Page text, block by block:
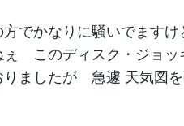
でかなりに騒いでますけ
このディスク・ジョッ
ましたが 急遽 天気図